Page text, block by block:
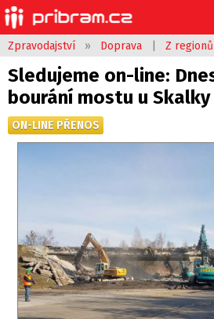
Zpravodajství » Doprava Z regionů
Sledujeme on-line:
bourání mostu u Skalky
ON-LINE PŘENOS